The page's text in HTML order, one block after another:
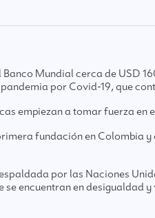
Banco Mundial cerca de USD
por Covid-19, que
empiezan a tomar fuerza
fundación en Colombia
por las Naciones
encuentran en